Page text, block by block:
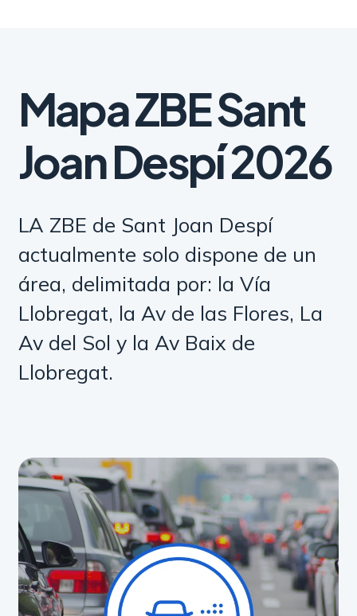
Mapa ZBE Sant
Joan Despí 2026
LA ZBE de Sant Joan Despí
actualmente solo dispone de un
área, delimitada por: la Vía
Llobregat, la Av de las Flores, La
Av del Sol y la Av Baix de
Llobregat.